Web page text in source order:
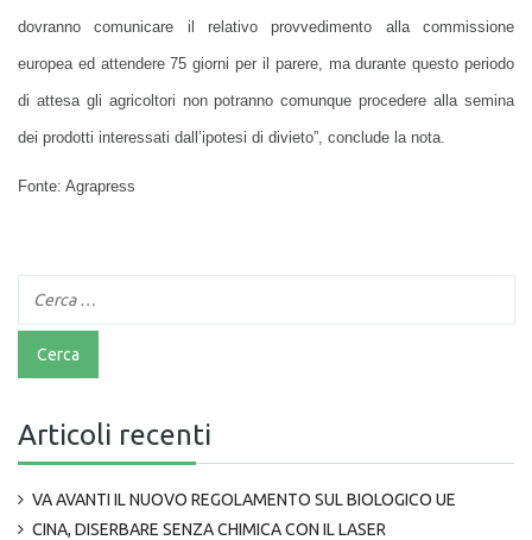
dovranno comunicare il relativo provvedimento alla commissione
europea ed attendere 75 giorni per il parere, ma durante questo periodo
di attesa gli agricoltori non potranno comunque procedere alla semina
dei prodotti interessati dall’ipotesi di divieto”, conclude la nota.
Fonte: Agrapress
Articoli recenti
VA AVANTI IL NUOVO REGOLAMENTO SUL BIOLOGICO UE
CINA, DISERBARE SENZA CHIMICA CON IL LASER